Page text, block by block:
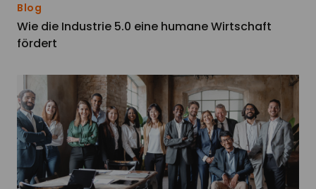
Blog
Wie die Industrie 5.0 eine humane Wirtschaft
fördert